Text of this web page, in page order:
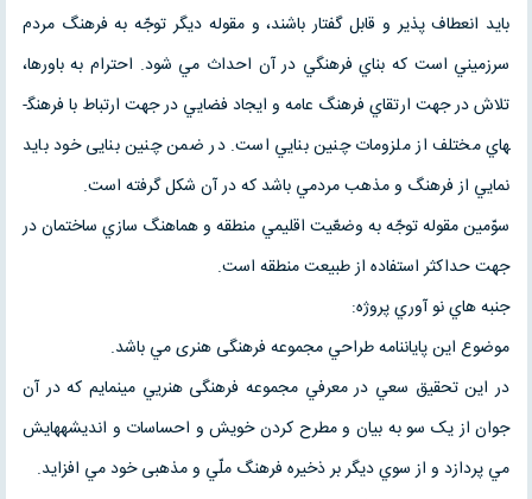
بايد انعطاف پذير و قابل گفتار باشند، و مقوله ديگر توجّه به فرهنگ مردم
سرزميني است که بناي فرهنگي در آن احداث مي شود. احترام به باورها،
تلاش در جهت ارتقاي فرهنگ عامه و ايجاد فضايي در جهت ارتباط با فرهنگ­
هاي مختلف از ملزومات چنين بنايي است. در ضمن چنين بنايی خود بايد
نمايي از فرهنگ و مذهب مردمي باشد که در آن شکل گرفته است.
سوّمين مقوله توجّه به وضعّيت اقليمي منطقه و هماهنگ سازي ساختمان در
جهت حداکثر استفاده از طبيعت منطقه است.
جنبه هاي نو آوري پروژه:
موضوع اين پايان­نامه طراحي مجموعه فرهنگی هنری مي باشد.
در اين تحقيق سعي در معرفي مجموعه فرهنگی هنریي مینمايم که در آن
جوان از يک سو به بيان و مطرح کردن خويش و احساسات و انديشه­هايش
مي پردازد و از سوي ديگر بر ذخيره فرهنگ ملّي و مذهبی خود مي افزايد.